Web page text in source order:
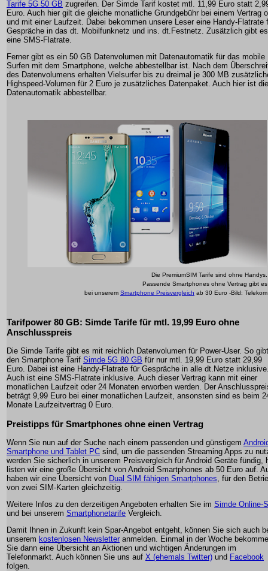
Tarife 5G 50 GB zugreifen. Der Simde Tarif kostet mtl. 11,99 Euro statt
Euro. Auch hier gilt die gleiche monatliche Grundgebühr bei einem Vertrag
und mit einer Laufzeit. Dabei bekommen unsere Leser eine Handy-Flatrate
Gespräche in das dt. Mobilfunknetz und ins. dt.Festnetz. Zusätzlich gibt es
eine SMS-Flatrate.
Ferner gibt es ein 50 GB Datenvolumen mit Datenautomatik für das mobile
Surfen mit dem Smartphone, welche abbestellbar ist. Nach dem
des Datenvolumens erhalten Vielsurfer bis zu dreimal je 300 MB
Highspeed-Volumen für 2 Euro je zusätzliches Datenpaket. Auch hier ist die
Datenautomatik abbestellbar.
Die PremiumSIM Tarife sind ohne Handys.
Passende Smartphones ohne Vertrag gibt es
bei unserem Smartphone Preisvergleich ab 30 Euro -Bild: Telekom
Tarifpower 80 GB: Simde Tarife für mtl. 19,99 Euro ohne
Anschlusspreis
Die Simde Tarife gibt es mit reichlich Datenvolumen für Power-User. So
den Smartphone Tarif Simde 5G 80 GB für nur mtl. 19,99 Euro statt 29,99
Euro. Dabei ist eine Handy-Flatrate für Gespräche in alle dt.Netze
Auch ist eine SMS-Flatrate inklusive. Auch dieser Vertrag kann mit einer
monatlichen Laufzeit oder 24 Monaten erworben werden. Der
beträgt 9,99 Euro bei einer monatlichen Laufzeit, ansonsten sind es beim
Monate Laufzeitvertrag 0 Euro.
Preistipps für Smartphones ohne einen Vertrag
Wenn Sie nun auf der Suche nach einem passenden und günstigem
Smartphone und Tablet PC sind, um die passenden Streaming Apps zu
werden Sie sicherlich in unserem Preisvergleich für Android Geräte fündig,
listen wir eine große Übersicht von Android Smartphones ab 50 Euro auf.
haben wir eine Übersicht von Dual SIM fähigen Smartphones , für den
von zwei SIM-Karten gleichzeitig.
Weitere Infos zu den derzeitigen Angeboten erhalten Sie im Simde Online-
und bei unserem Smartphonetarife Vergleich.
Damit Ihnen in Zukunft kein Spar-Angebot entgeht, können Sie sich auch
unserem kostenlosen Newsletter anmelden. Einmal in der Woche
Sie dann eine Übersicht an Aktionen und wichtigen Änderungen im
Telefonmarkt. Auch können Sie uns auf X (ehemals Twitter) und Facebook
folgen.